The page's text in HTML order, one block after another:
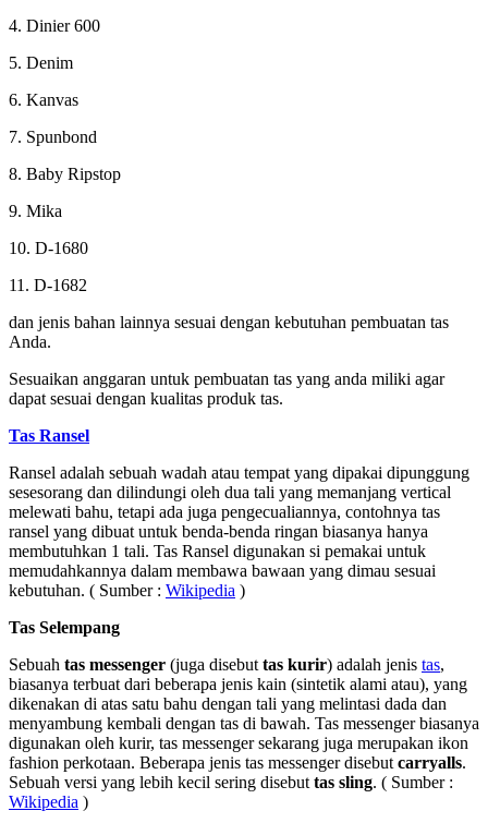
4. Dinier 600
5. Denim
6. Kanvas
7. Spunbond
8. Baby Ripstop
9. Mika
10. D-1680
11. D-1682
dan jenis bahan lainnya sesuai dengan kebutuhan pembuatan tas
Anda.
Sesuaikan anggaran untuk pembuatan tas yang anda miliki agar
dapat sesuai dengan kualitas produk tas.
Tas Ransel
Ransel adalah sebuah wadah atau tempat yang dipakai dipunggung
sesesorang dan dilindungi oleh dua tali yang memanjang vertical
melewati bahu, tetapi ada juga pengecualiannya, contohnya tas
ransel yang dibuat untuk benda-benda ringan biasanya hanya
membutuhkan 1 tali. Tas Ransel digunakan si pemakai untuk
memudahkannya dalam membawa bawaan yang dimau sesuai
kebutuhan. ( Sumber : Wikipedia )
Tas Selempang
Sebuah tas messenger (juga disebut tas kurir) adalah jenis tas,
biasanya terbuat dari beberapa jenis kain (sintetik alami atau), yang
dikenakan di atas satu bahu dengan tali yang melintasi dada dan
menyambung kembali dengan tas di bawah. Tas messenger biasanya
digunakan oleh kurir, tas messenger sekarang juga merupakan ikon
fashion perkotaan. Beberapa jenis tas messenger disebut carryalls.
Sebuah versi yang lebih kecil sering disebut tas sling. ( Sumber :
Wikipedia )